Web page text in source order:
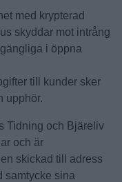
med krypterad
skyddar mot intrång
i öppna
till kunder sker
upphör.
Tidning och Bjäreliv
och är
skickad till adress
samtycke sina